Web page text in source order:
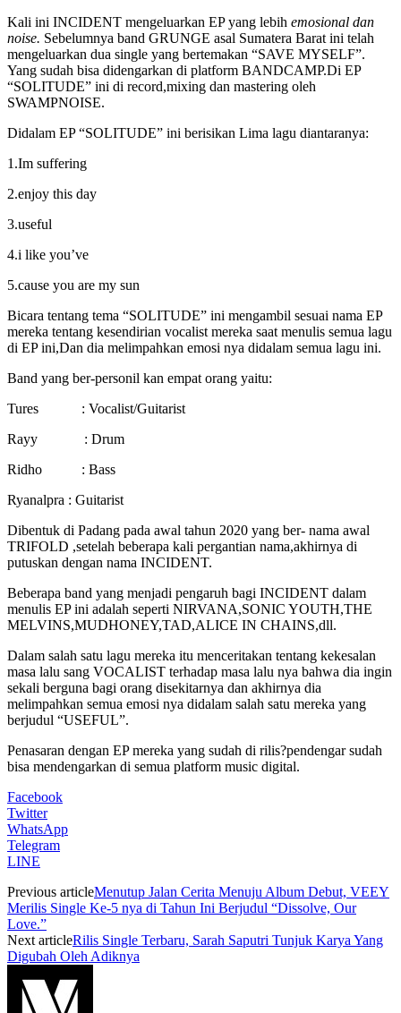
Kali ini INCIDENT mengeluarkan EP yang lebih emosional dan
noise. Sebelumnya band GRUNGE asal Sumatera Barat ini telah
mengeluarkan dua single yang bertemakan “SAVE MYSELF”.
Yang sudah bisa didengarkan di platform BANDCAMP.Di EP
“SOLITUDE” ini di record,mixing dan mastering oleh
SWAMPNOISE.
Didalam EP “SOLITUDE” ini berisikan Lima lagu diantaranya:
1.Im suffering
2.enjoy this day
3.useful
4.i like you’ve
5.cause you are my sun
Bicara tentang tema “SOLITUDE” ini mengambil sesuai nama EP
mereka tentang kesendirian vocalist mereka saat menulis semua lagu
di EP ini,Dan dia melimpahkan emosi nya didalam semua lagu ini.
Band yang ber-personil kan empat orang yaitu:
Tures : Vocalist/Guitarist
Rayy : Drum
Ridho : Bass
Ryanalpra : Guitarist
Dibentuk di Padang pada awal tahun 2020 yang ber- nama awal
TRIFOLD ,setelah beberapa kali pergantian nama,akhirnya di
putuskan dengan nama INCIDENT.
Beberapa band yang menjadi pengaruh bagi INCIDENT dalam
menulis EP ini adalah seperti NIRVANA,SONIC YOUTH,THE
MELVINS,MUDHONEY,TAD,ALICE IN CHAINS,dll.
Dalam salah satu lagu mereka itu menceritakan tentang kekesalan
masa lalu sang VOCALIST terhadap masa lalu nya bahwa dia ingin
sekali berguna bagi orang disekitarnya dan akhirnya dia
melimpahkan semua emosi nya didalam salah satu mereka yang
berjudul “USEFUL”.
Penasaran dengan EP mereka yang sudah di rilis?pendengar sudah
bisa mendengarkan di semua platform music digital.
Facebook
Twitter
WhatsApp
Telegram
LINE
Previous articleMenutup Jalan Cerita Menuju Album Debut, VEEY
Merilis Single Ke-5 nya di Tahun Ini Berjudul “Dissolve, Our
Love.”
Next articleRilis Single Terbaru, Sarah Saputri Tunjuk Karya Yang
Digubah Oleh Adiknya